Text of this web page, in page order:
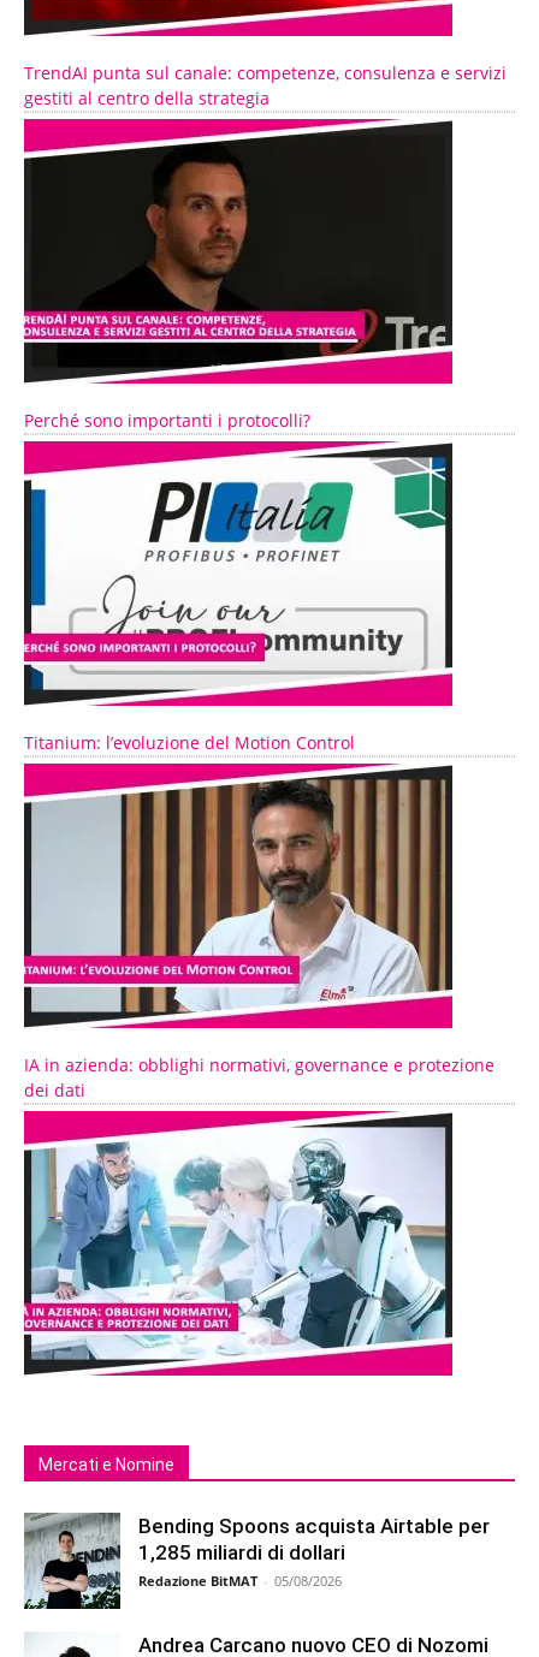
TrendAI punta sul canale: competenze, consulenza e servizi
gestiti al centro della strategia
Perché sono importanti i protocolli?
Titanium: l’evoluzione del Motion Control
IA in azienda: obblighi normativi, governance e protezione
dei dati
Mercati e Nomine
Bending Spoons acquista Airtable per
1,285 miliardi di dollari
Redazione BitMAT - 05/08/2026
Andrea Carcano nuovo CEO di Nozomi